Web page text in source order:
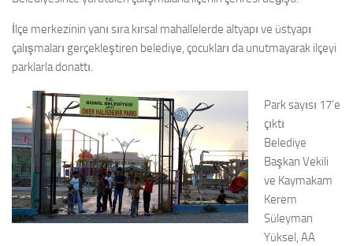
İlçe merkezinin yanı sıra kırsal mahallelerde altyapı ve üstyapı
çalışmaları gerçekleştiren belediye, çocukları da unutmayarak ilçeyi
parklarla donattı.
Park sayısı 17’e
çıktı
Belediye
Başkan Vekili
ve Kaymakam
Kerem
Süleyman
Yüksel, AA